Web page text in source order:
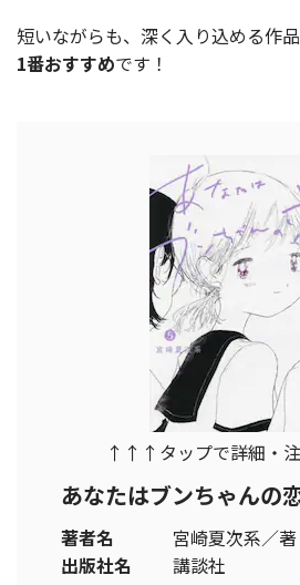
短いながらも、深く入り込める作品
1番おすすめです！
↑↑↑タップで詳細・
あなたはブンちゃんの
著者名
宮崎夏次系／著
出版社名
講談社